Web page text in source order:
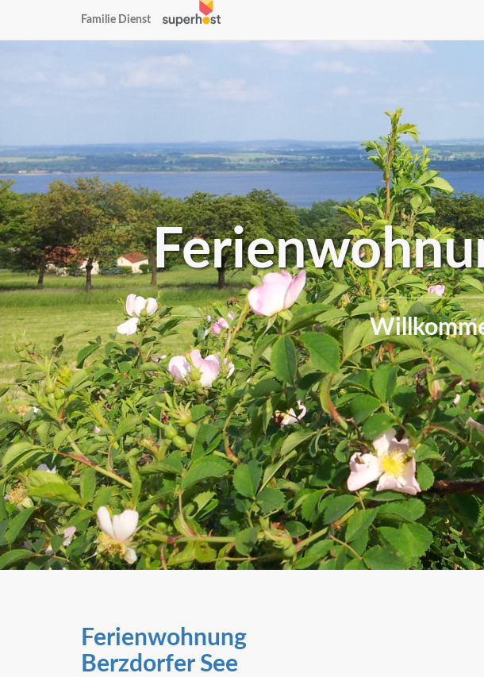
Familie Dienst
Ferienwohnung
Berzdorfer See